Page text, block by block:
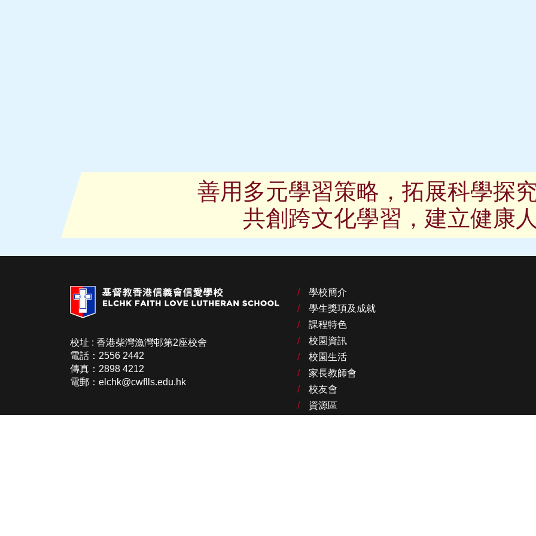
善用多元學習策略，拓展科學探
共創跨文化學習，建立健康
校址 : 香港柴灣漁灣邨第2座校舍
電話：2556 2442
傳真：2898 4212
電郵：elchk@cwflls.edu.hk
學校簡介
學生獎項及成就
課程特色
校園資訊
校園生活
家長教師會
校友會
資源區